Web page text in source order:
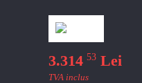
3.314 53 Lei
TVA inclus